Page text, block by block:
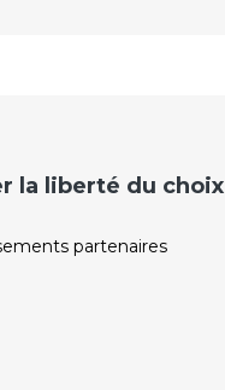
la liberté du choix
partenaires